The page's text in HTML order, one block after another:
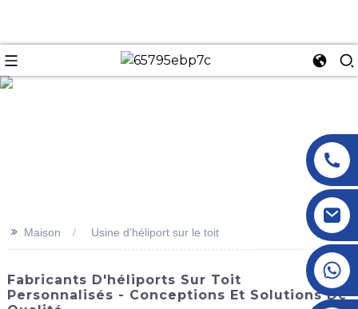
>> Maison Usine d'héliport sur le toit
Fabricants D'héliports Sur Toit
Personnalisés - Conceptions Et Solutions De